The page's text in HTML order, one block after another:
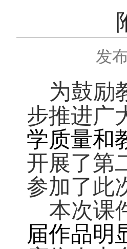
发
为鼓励
步推进广
学质量和
开展了第
参加了此
本次课
届作品明